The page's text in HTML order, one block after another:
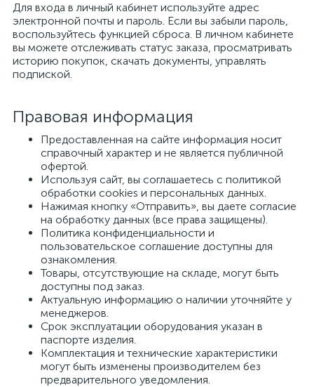
Для входа в личный кабинет используйте адрес
электронной почты и пароль. Если вы забыли пароль,
воспользуйтесь функцией сброса. В личном кабинете
вы можете отслеживать статус заказа, просматривать
историю покупок, скачать документы, управлять
подпиской.
Правовая информация
Предоставленная на сайте информация носит
справочный характер и не является публичной
офертой.
Используя сайт, вы соглашаетесь с политикой
обработки cookies и персональных данных.
Нажимая кнопку «Отправить», вы даете согласие
на обработку данных (все права защищены).
Политика конфиденциальности и
пользовательское соглашение доступны для
ознакомления.
Товары, отсутствующие на складе, могут быть
доступны под заказ.
Актуальную информацию о наличии уточняйте у
менеджеров.
Срок эксплуатации оборудования указан в
паспорте изделия.
Комплектация и технические характеристики
могут быть изменены производителем без
предварительного уведомления.